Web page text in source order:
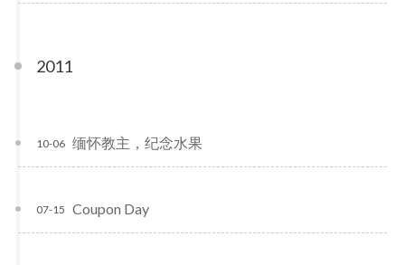
2011
缅怀教主，纪念水果
10-06
Coupon Day
07-15